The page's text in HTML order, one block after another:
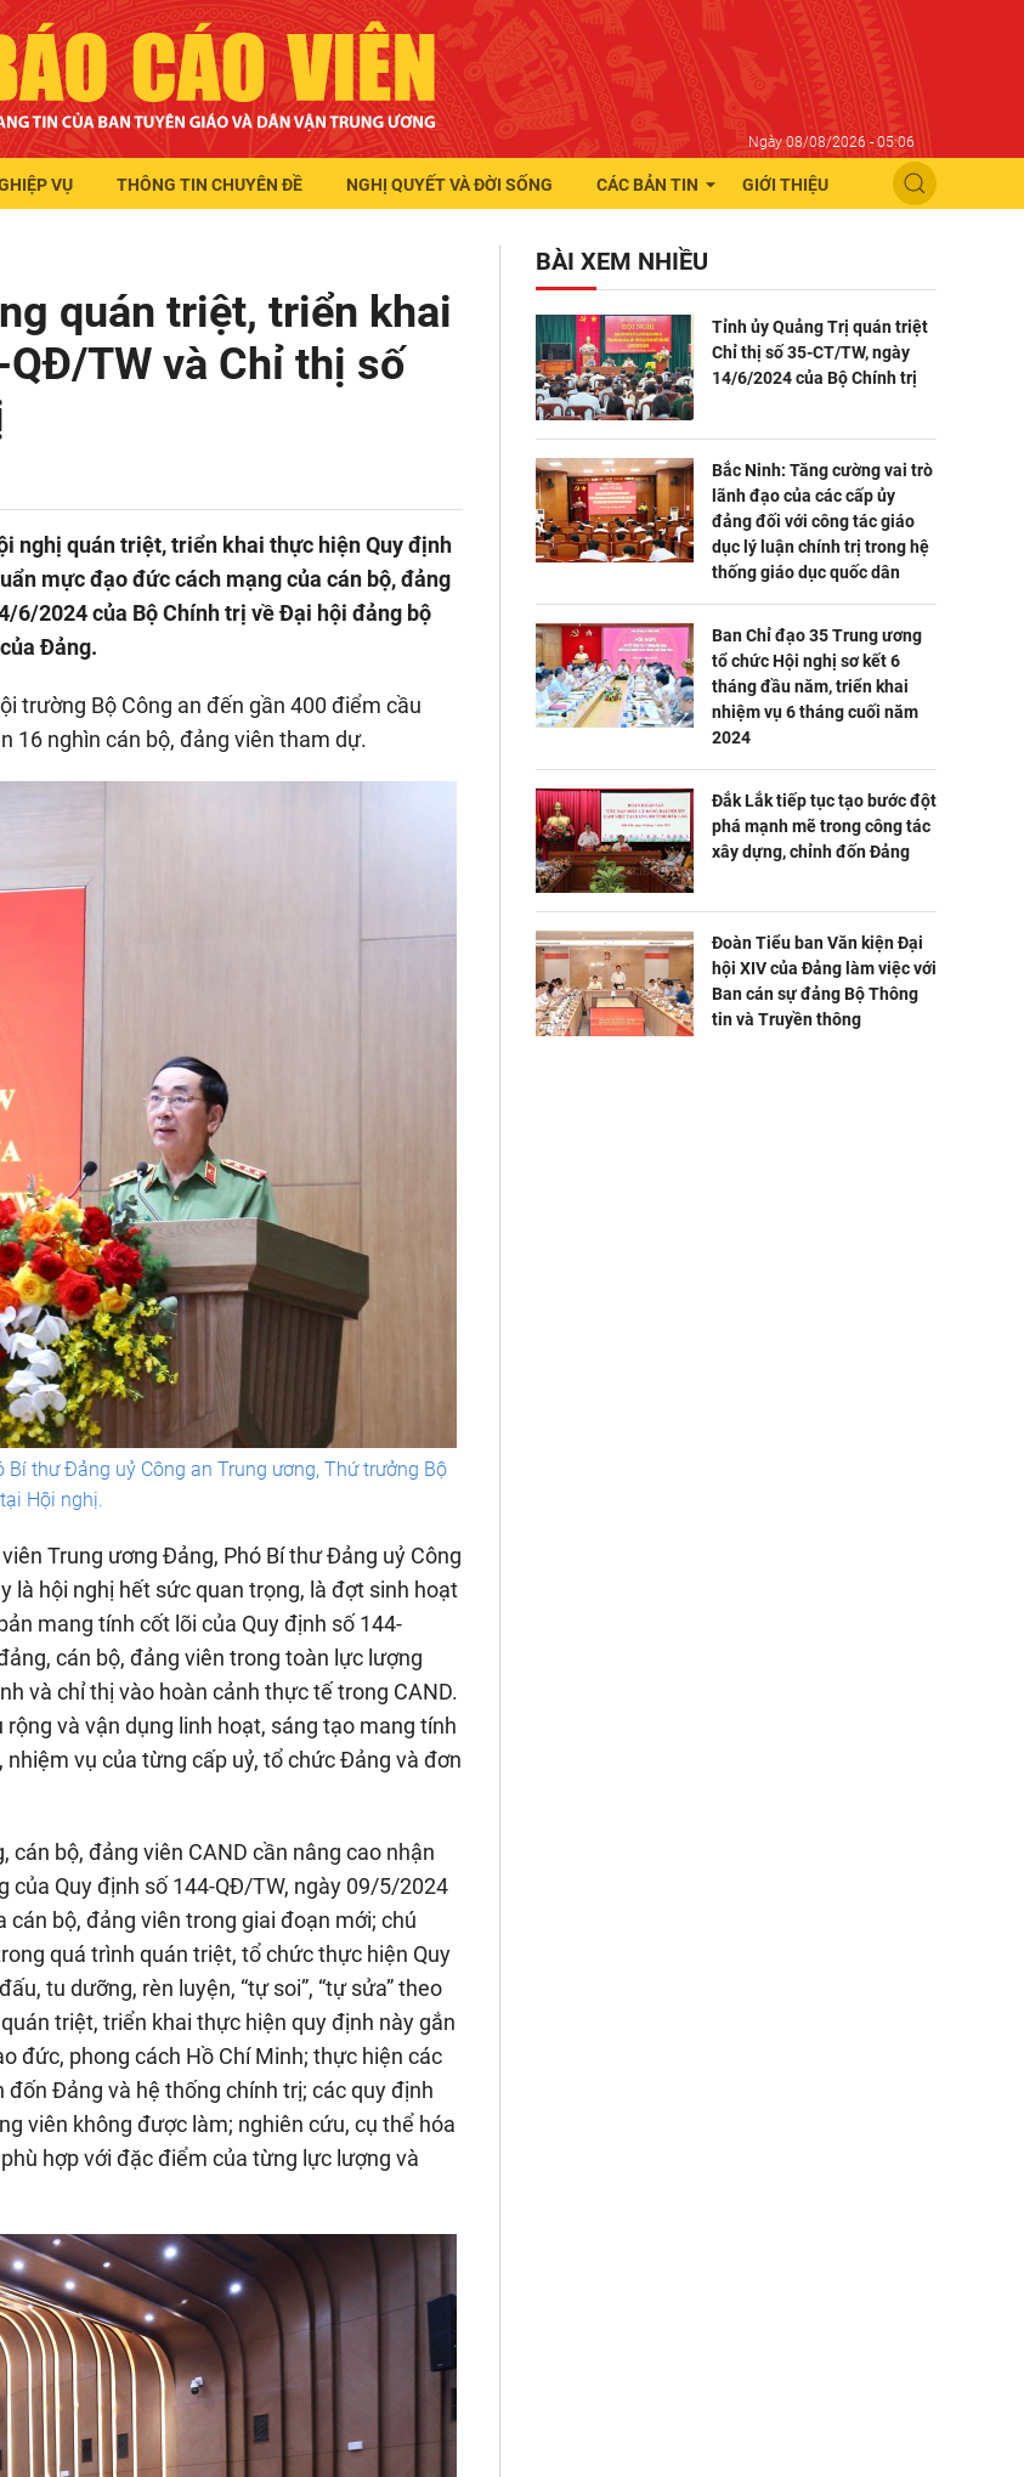
Ngày 08/08/2026 - 05:06
VỤ THÔNG TIN CHUYÊN ĐỀ NGHỊ QUYẾT VÀ ĐỜI SỐNG CÁC BẢN TIN GIỚI THIỆU
quán triệt, triển khai
TW và Chỉ thị số
nghị quán triệt, triển khai thực hiện Quy định
mực đạo đức cách mạng của cán bộ, đảng
6/2024 của Bộ Chính trị về Đại hội đảng bộ
Đảng.
trường Bộ Công an đến gần 400 điểm cầu
16 nghìn cán bộ, đảng viên tham dự.
thư Đảng uỷ Công an Trung ương, Thứ trưởng Bộ
Hội nghị.
Trung ương Đảng, Phó Bí thư Đảng uỷ Công
là hội nghị hết sức quan trọng, là đợt sinh hoạt
mang tính cốt lõi của Quy định số 144-
cán bộ, đảng viên trong toàn lực lượng
và chỉ thị vào hoàn cảnh thực tế trong CAND.
và vận dụng linh hoạt, sáng tạo mang tính
vụ của từng cấp uỷ, tổ chức Đảng và đơn
bộ, đảng viên CAND cần nâng cao nhận
của Quy định số 144-QĐ/TW, ngày 09/5/2024
bộ, đảng viên trong giai đoạn mới; chú
quá trình quán triệt, tổ chức thực hiện Quy
tu dưỡng, rèn luyện, “tự soi”, “tự sửa” theo
triệt, triển khai thực hiện quy định này gắn
đức, phong cách Hồ Chí Minh; thực hiện các
Đảng và hệ thống chính trị; các quy định
viên không được làm; nghiên cứu, cụ thể hóa
hợp với đặc điểm của từng lực lượng và
BÀI XEM NHIỀU
Tỉnh ủy Quảng Trị quán triệt
Chỉ thị số 35-CT/TW, ngày
14/6/2024 của Bộ Chính trị
Bắc Ninh: Tăng cường vai trò
lãnh đạo của các cấp ủy
đảng đối với công tác giáo
dục lý luận chính trị trong hệ
thống giáo dục quốc dân
Ban Chỉ đạo 35 Trung ương
tổ chức Hội nghị sơ kết 6
tháng đầu năm, triển khai
nhiệm vụ 6 tháng cuối năm
2024
Đắk Lắk tiếp tục tạo bước đột
phá mạnh mẽ trong công tác
xây dựng, chỉnh đốn Đảng
Đoàn Tiểu ban Văn kiện Đại
hội XIV của Đảng làm việc với
Ban cán sự đảng Bộ Thông
tin và Truyền thông